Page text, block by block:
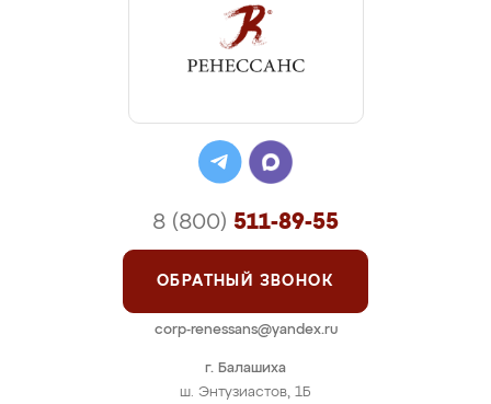
г. Балашиха
ш. Энтузиастов, 1Б
8 (800) 511-89-55
ОБРАТНЫЙ ЗВОНОК
corp-renessans@yandex.ru